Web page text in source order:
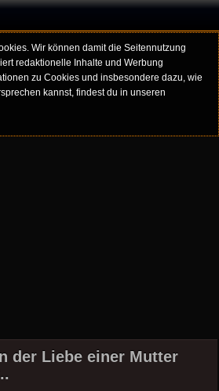
Wir können damit die Seitennutzung
redaktionelle Inhalte und Werbung
zu Cookies und insbesondere dazu, wie
kannst, findest du in unseren
der Liebe einer Mutter